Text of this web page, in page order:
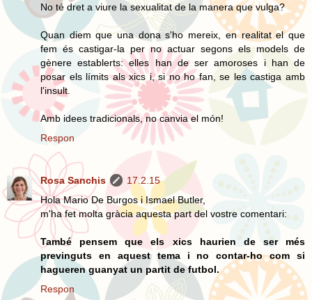
No té dret a viure la sexualitat de la manera que vulga?
Quan diem que una dona s'ho mereix, en realitat el que
fem és castigar-la per no actuar segons els models de
gènere establerts: elles han de ser amoroses i han de
posar els límits als xics i, si no ho fan, se les castiga amb
l'insult.
Amb idees tradicionals, no canvia el món!
Respon
Rosa Sanchis
17.2.15
Hola Mario De Burgos i Ismael Butler,
m'ha fet molta gràcia aquesta part del vostre comentari:
També pensem que els xics haurien de ser més
previnguts en aquest tema i no contar-ho com si
hagueren guanyat un partit de futbol.
Respon